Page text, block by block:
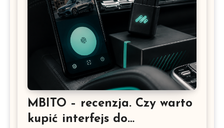
MBITO – recenzja. Czy warto
kupić interfejs do